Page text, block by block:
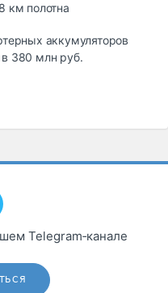
км полотна
аккумуляторов
в 380 млн руб.
Telegram‑канале